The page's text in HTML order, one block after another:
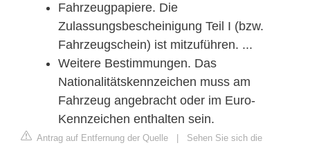
Fahrzeugpapiere. Die
Zulassungsbescheinigung Teil I (bzw.
Fahrzeugschein) ist mitzuführen. ...
Weitere Bestimmungen. Das
Nationalitätskennzeichen muss am
Fahrzeug angebracht oder im Euro-
Kennzeichen enthalten sein.
Antrag auf Entfernung der Quelle
Sehen Sie sich die